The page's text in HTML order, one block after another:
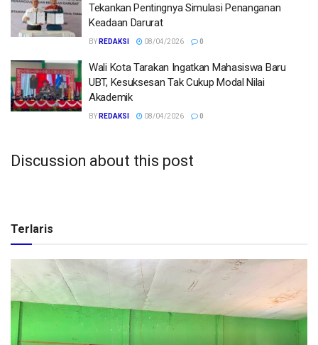
Tekankan Pentingnya Simulasi Penanganan
Keadaan Darurat
BY REDAKSI 08/04/2026 0
Wali Kota Tarakan Ingatkan Mahasiswa Baru
UBT, Kesuksesan Tak Cukup Modal Nilai
Akademik
BY REDAKSI 08/04/2026 0
Discussion about this post
Terlaris